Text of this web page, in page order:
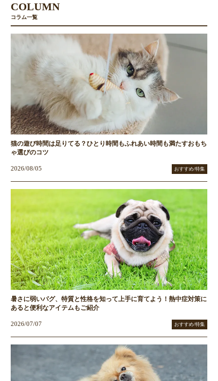
COLUMN
コラム一覧
猫の遊び時間は足りてる？ひとり時間もふれあい時間も満たすおもち
ゃ選びのコツ
2026/08/05 おすすめ/特集
暑さに弱いパグ、特質と性格を知って上手に育てよう！熱中症対策に
あると便利なアイテムもご紹介
2026/07/07 おすすめ/特集